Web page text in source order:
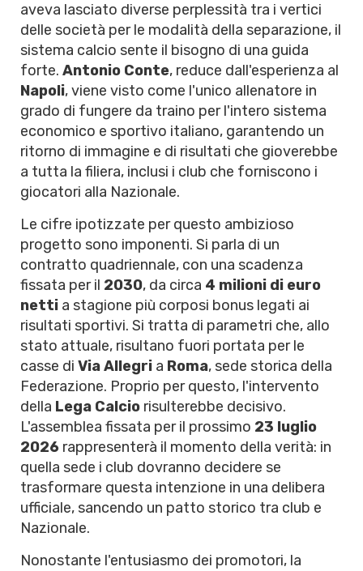
aveva lasciato diverse perplessità tra i vertici
delle società per le modalità della separazione, il
sistema calcio sente il bisogno di una guida
forte. Antonio Conte, reduce dall'esperienza al
Napoli, viene visto come l'unico allenatore in
grado di fungere da traino per l'intero sistema
economico e sportivo italiano, garantendo un
ritorno di immagine e di risultati che gioverebbe
a tutta la filiera, inclusi i club che forniscono i
giocatori alla Nazionale.
Le cifre ipotizzate per questo ambizioso
progetto sono imponenti. Si parla di un
contratto quadriennale, con una scadenza
fissata per il 2030, da circa 4 milioni di euro
netti a stagione più corposi bonus legati ai
risultati sportivi. Si tratta di parametri che, allo
stato attuale, risultano fuori portata per le
casse di Via Allegri a Roma, sede storica della
Federazione. Proprio per questo, l'intervento
della Lega Calcio risulterebbe decisivo.
L'assemblea fissata per il prossimo 23 luglio
2026 rappresenterà il momento della verità: in
quella sede i club dovranno decidere se
trasformare questa intenzione in una delibera
ufficiale, sancendo un patto storico tra club e
Nazionale.
Nonostante l'entusiasmo dei promotori, la